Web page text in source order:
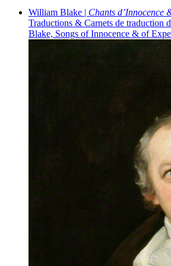
William Blake | Chants d’Innocence
Traductions & Carnets de traduction
Blake, Songs of Innocence & of